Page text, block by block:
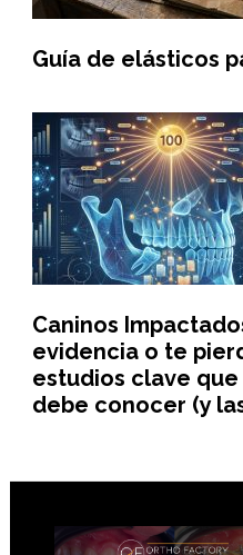
Guía de elásticos
Caninos
evidencia o te
estudios clave
debe conocer (y
Footer